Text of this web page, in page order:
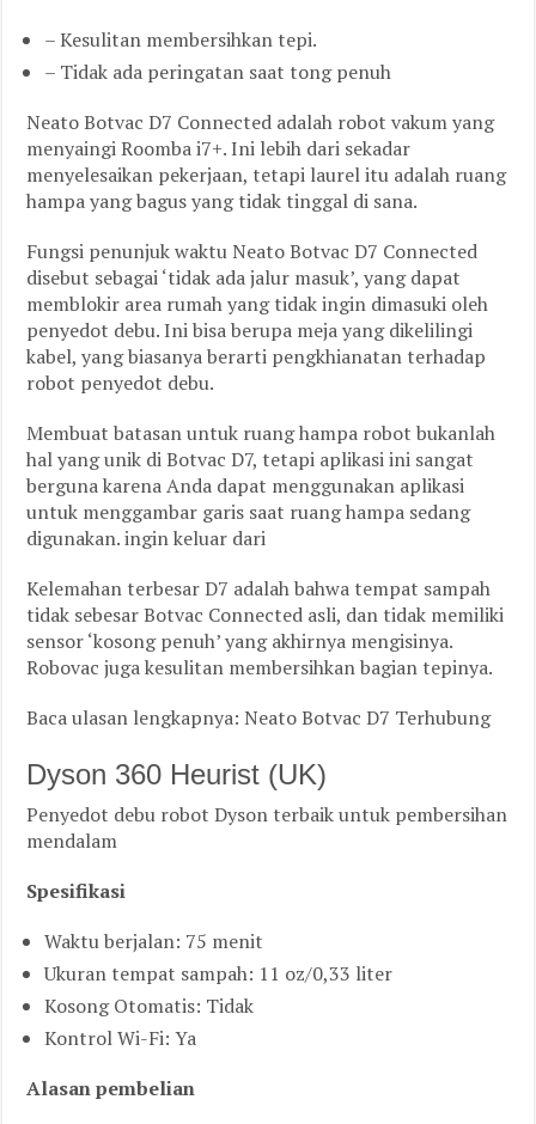
– Kesulitan membersihkan tepi.
– Tidak ada peringatan saat tong penuh
Neato Botvac D7 Connected adalah robot vakum yang
menyaingi Roomba i7+. Ini lebih dari sekadar
menyelesaikan pekerjaan, tetapi laurel itu adalah ruang
hampa yang bagus yang tidak tinggal di sana.
Fungsi penunjuk waktu Neato Botvac D7 Connected
disebut sebagai ‘tidak ada jalur masuk’, yang dapat
memblokir area rumah yang tidak ingin dimasuki oleh
penyedot debu. Ini bisa berupa meja yang dikelilingi
kabel, yang biasanya berarti pengkhianatan terhadap
robot penyedot debu.
Membuat batasan untuk ruang hampa robot bukanlah
hal yang unik di Botvac D7, tetapi aplikasi ini sangat
berguna karena Anda dapat menggunakan aplikasi
untuk menggambar garis saat ruang hampa sedang
digunakan. ingin keluar dari
Kelemahan terbesar D7 adalah bahwa tempat sampah
tidak sebesar Botvac Connected asli, dan tidak memiliki
sensor ‘kosong penuh’ yang akhirnya mengisinya.
Robovac juga kesulitan membersihkan bagian tepinya.
Baca ulasan lengkapnya: Neato Botvac D7 Terhubung
Dyson 360 Heurist (UK)
Penyedot debu robot Dyson terbaik untuk pembersihan
mendalam
Spesifikasi
Waktu berjalan: 75 menit
Ukuran tempat sampah: 11 oz/0,33 liter
Kosong Otomatis: Tidak
Kontrol Wi-Fi: Ya
Alasan pembelian